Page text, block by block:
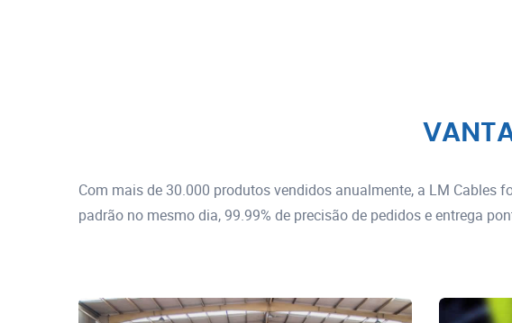
Com mais de 30.000 produtos vendidos anualmente, a LM Cables
padrão no mesmo dia, 99.99% de precisão de pedidos e entrega